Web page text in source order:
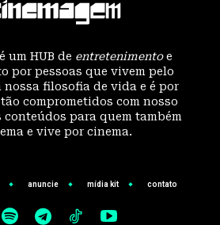
é um HUB de entretenimentoe
por pessoas que vivem pelo
nossa filosofia de vida e é por
comprometidos com nosso
para quem também
e vive por cinema.
anuncie mídia kit contato